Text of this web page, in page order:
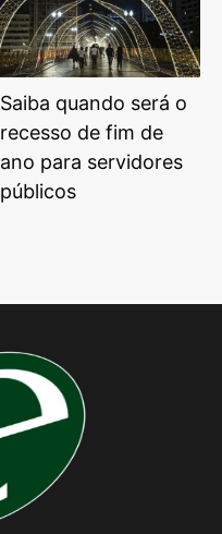
Saiba quando será o
recesso de fim de
ano para servidores
públicos